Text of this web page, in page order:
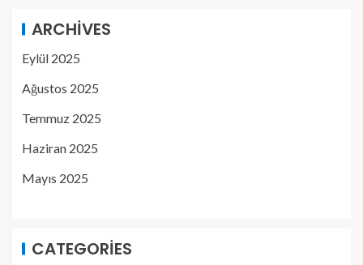
ARCHIVES
Eylül 2025
Ağustos 2025
Temmuz 2025
Haziran 2025
Mayıs 2025
CATEGORIES